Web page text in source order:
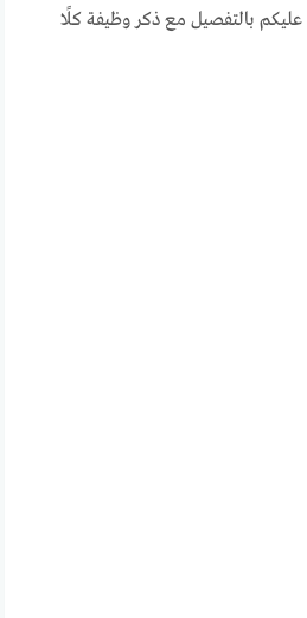
بالتفصيل مع ذكر وظيفة كلًا